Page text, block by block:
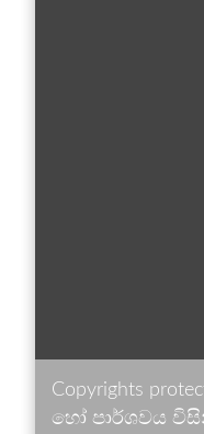
Copyrights
හෝ පාර්ශවය